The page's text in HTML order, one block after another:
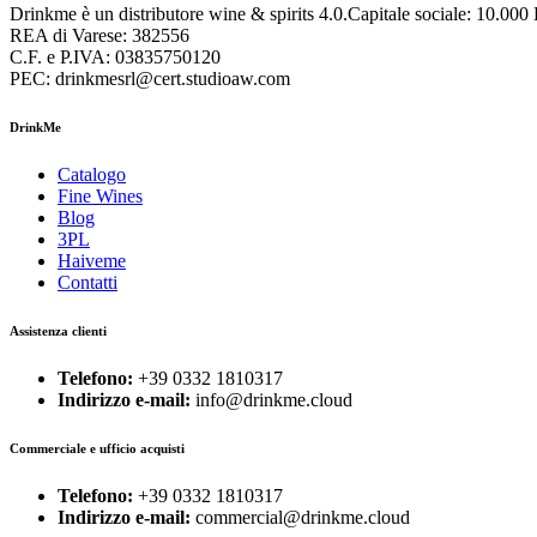
Drinkme è un distributore wine & spirits 4.0.Capitale sociale: 10.000
REA di Varese: 382556
C.F. e P.IVA: 03835750120
PEC: drinkmesrl@cert.studioaw.com
DrinkMe
Catalogo
Fine Wines
Blog
3PL
Haiveme
Contatti
Assistenza clienti
Telefono: +39 0332 1810317
Indirizzo e-mail: info@drinkme.cloud
Commerciale e ufficio acquisti
Telefono: +39 0332 1810317
Indirizzo e-mail: commercial@drinkme.cloud